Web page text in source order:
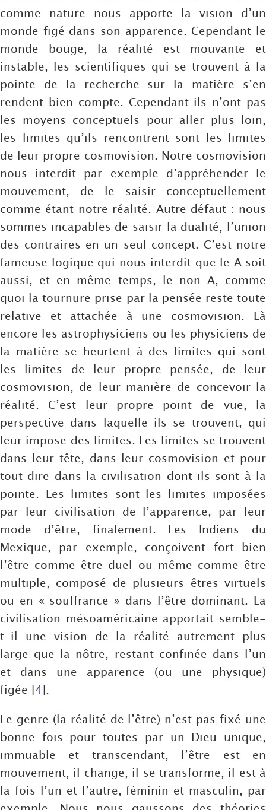
comme nature nous apporte la vision d’un
monde figé dans son apparence. Cependant le
monde bouge, la réalité est mouvante et
instable, les scientifiques qui se trouvent à la
pointe de la recherche sur la matière s’en
rendent bien compte. Cependant ils n’ont pas
les moyens conceptuels pour aller plus loin,
les limites qu’ils rencontrent sont les limites
de leur propre cosmovision. Notre cosmovision
nous interdit par exemple d’appréhender le
mouvement, de le saisir conceptuellement
comme étant notre réalité. Autre défaut : nous
sommes incapables de saisir la dualité, l’union
des contraires en un seul concept. C’est notre
fameuse logique qui nous interdit que le A soit
aussi, et en même temps, le non-A, comme
quoi la tournure prise par la pensée reste toute
relative et attachée à une cosmovision. Là
encore les astrophysiciens ou les physiciens de
la matière se heurtent à des limites qui sont
les limites de leur propre pensée, de leur
cosmovision, de leur manière de concevoir la
réalité. C’est leur propre point de vue, la
perspective dans laquelle ils se trouvent, qui
leur impose des limites. Les limites se trouvent
dans leur tête, dans leur cosmovision et pour
tout dire dans la civilisation dont ils sont à la
pointe. Les limites sont les limites imposées
par leur civilisation de l’apparence, par leur
mode d’être, finalement. Les Indiens du
Mexique, par exemple, conçoivent fort bien
l’être comme être duel ou même comme être
multiple, composé de plusieurs êtres virtuels
ou en « souffrance » dans l’être dominant. La
civilisation mésoaméricaine apportait semble-
t-il une vision de la réalité autrement plus
large que la nôtre, restant confinée dans l’un
et dans une apparence (ou une physique)
figée [4].
Le genre (la réalité de l’être) n’est pas fixé une
bonne fois pour toutes par un Dieu unique,
immuable et transcendant, l’être est en
mouvement, il change, il se transforme, il est à
la fois l’un et l’autre, féminin et masculin, par